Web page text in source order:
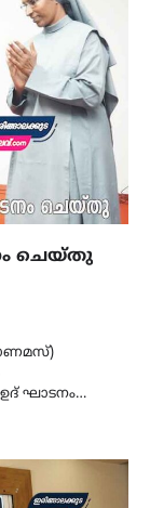
ചെയ്തു
ഘാടനം…